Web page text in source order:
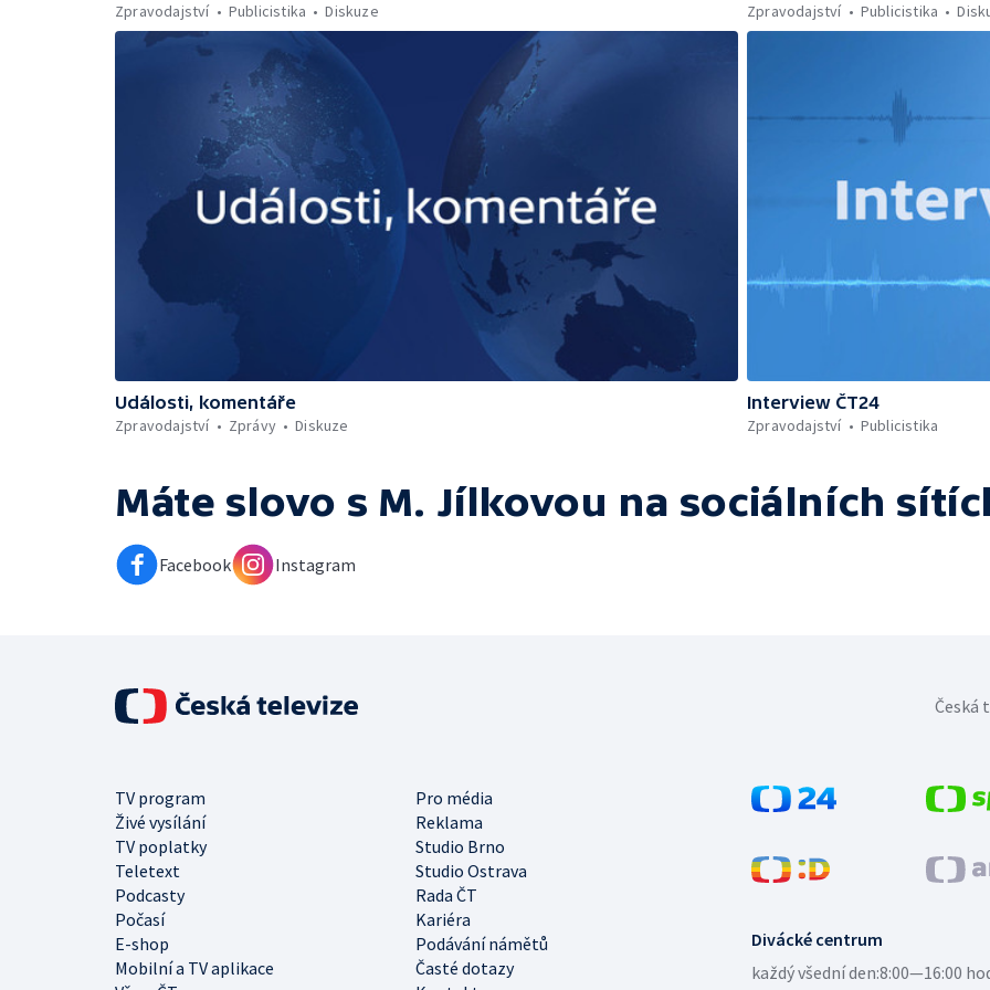
Zpravodajství Publicistika Diskuze Zpravodajství Publicistika
Události, komentáře
Zpravodajství
Zprávy Diskuze
Interview ČT24
Zpravodajství
Publicistika
Máte slovo s M. Jílkovou na sociálních
Facebook Instagram
Divácké centrum
každý všední den:8:00—16:00
TV program
Pro média
Živé vysílání
Reklama
TV poplatky
Studio Brno
Teletext
Studio Ostrava
Podcasty
Rada ČT
Počasí
Kariéra
E-shop
Podávání námětů
Mobilní a TV aplikace
Časté dotazy
Česká